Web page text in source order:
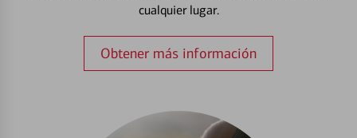
cualquier lugar.
Obtener más información